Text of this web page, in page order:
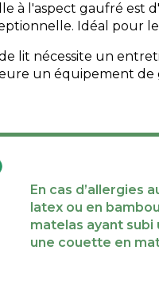
à l'aspect gaufré est
Idéal pour
lit nécessite un
un équipement
En cas d’allergies
latex ou en
matelas ayant
une couette en